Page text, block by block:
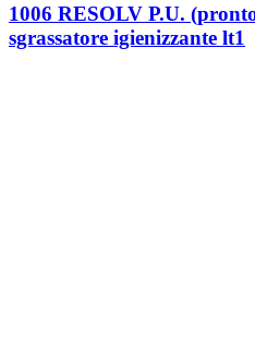
1006 RESOLV P.U.
sgrassatore igienizzante lt1